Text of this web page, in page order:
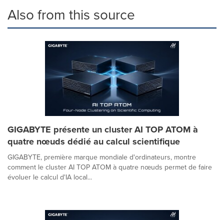
Also from this source
GIGABYTE présente un cluster AI TOP ATOM à
quatre nœuds dédié au calcul scientifique
GIGABYTE, première marque mondiale d'ordinateurs, montre
comment le cluster AI TOP ATOM à quatre nœuds permet de faire
évoluer le calcul d'IA local...